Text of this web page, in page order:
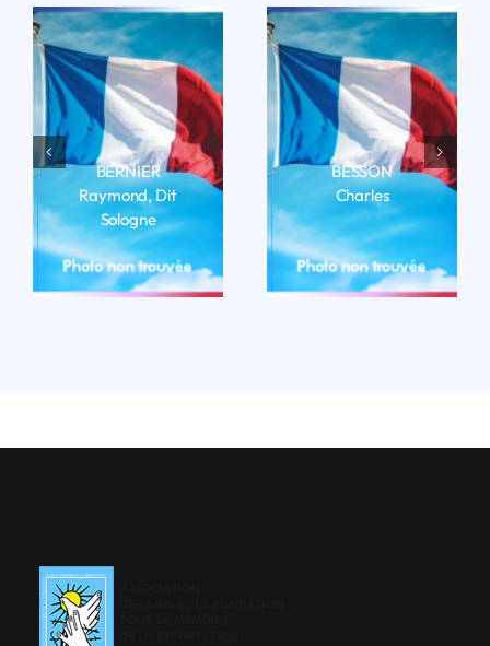
BERNIER
Raymond, Dit
Sologne
LIRE LA BIO
BESSON
Charles
LIRE LA BIO